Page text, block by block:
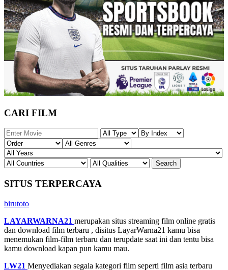
CARI FILM
SITUS TERPERCAYA
birutoto
LAYARWARNA21 merupakan situs streaming film online gratis
dan download film terbaru , disitus LayarWarna21 kamu bisa
menemukan film-film terbaru dan terupdate saat ini dan tentu bisa
kamu download kapan pun kamu mau.
LW21 Menyediakan segala kategori film seperti film asia terbaru